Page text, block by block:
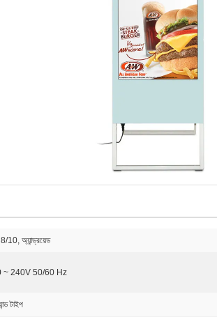
10, অ্যান্ড্রয়েড
~ 240V 50/60 Hz
টাইপ